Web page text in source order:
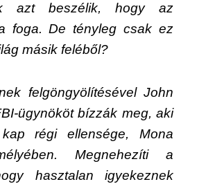
azt beszélik, hogy az
foga. De tényleg csak ez
másik feléből?
felgöngyölítésével John
ügynököt bízzák meg, aki
régi ellensége, Mona
Megnehezíti a
hasztalan igyekeznek